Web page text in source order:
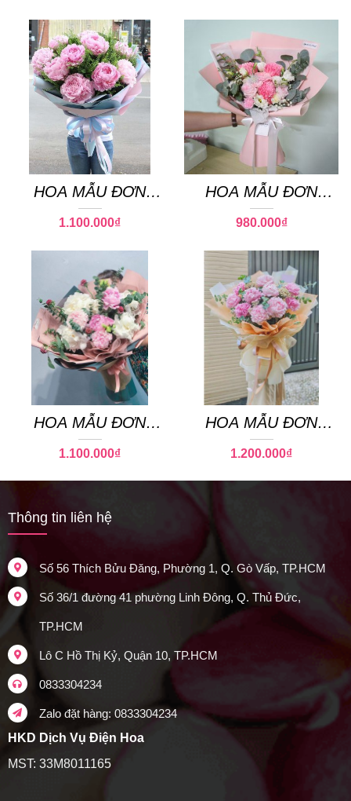
HOA MẪU ĐƠN
PEONY 18
1.100.000₫
HOA MẪU ĐƠN
PEONY 06
980.000₫
HOA MẪU ĐƠN
PEONY 03
1.100.000₫
HOA MẪU ĐƠN
PEONY 04
1.200.000₫
Thông tin liên hệ
Số 56 Thích Bửu Đăng, Phường 1, Q. Gò Vấp, TP.HCM
Số 36/1 đường 41 phường Linh Đông, Q. Thủ Đức,
TP.HCM
Lô C Hồ Thị Kỷ, Quận 10, TP.HCM
0833304234
Zalo đặt hàng: 0833304234
HKD Dịch Vụ Điện Hoa
MST: 33M8011165